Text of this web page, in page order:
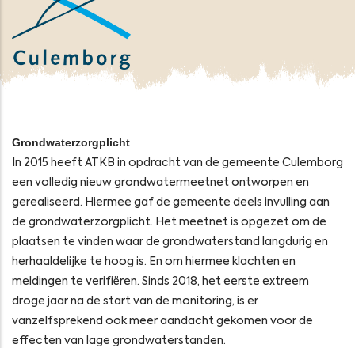
Grondwaterzorgplicht
In 2015 heeft ATKB in opdracht van de gemeente Culemborg
een volledig nieuw grondwatermeetnet ontworpen en
gerealiseerd. Hiermee gaf de gemeente deels invulling aan
de grondwaterzorgplicht. Het meetnet is opgezet om de
plaatsen te vinden waar de grondwaterstand langdurig en
herhaaldelijke te hoog is. En om hiermee klachten en
meldingen te verifiëren. Sinds 2018, het eerste extreem
droge jaar na de start van de monitoring, is er
vanzelfsprekend ook meer aandacht gekomen voor de
effecten van lage grondwaterstanden.